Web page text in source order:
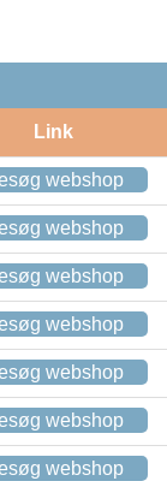
Link
webshop
webshop
webshop
webshop
webshop
webshop
webshop